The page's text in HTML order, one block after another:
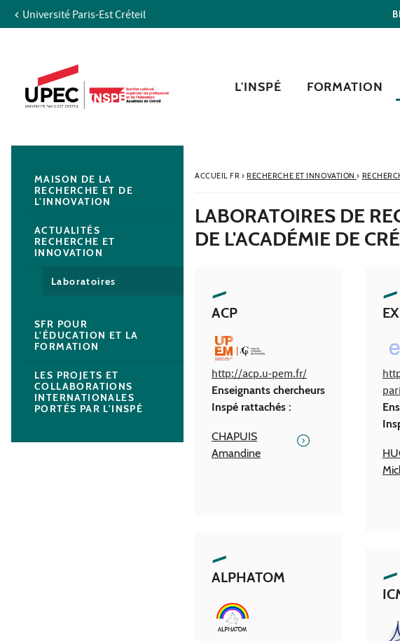
Aller au contenu
Recherche
Navigation secondaire
Université Paris-Est Créteil
L'INSPÉ FORMATION
ACCUEIL FR› RECHERCHE ET INNOVATION›
LABORATOIRES DE
DE L'ACADÉMIE DE
ACP
http://acp.u-pem.fr/
Enseignants chercheurs
Inspé rattachés :
CHAPUIS
Amandine
ALPHATOM
MAISON DE LA
RECHERCHE ET DE
L'INNOVATION
ACTUALITÉS
RECHERCHE ET
INNOVATION
Laboratoires
SFR POUR
L'ÉDUCATION ET LA
FORMATION
LES PROJETS ET
COLLABORATIONS
INTERNATIONALES
PORTÉS PAR L'INSPÉ